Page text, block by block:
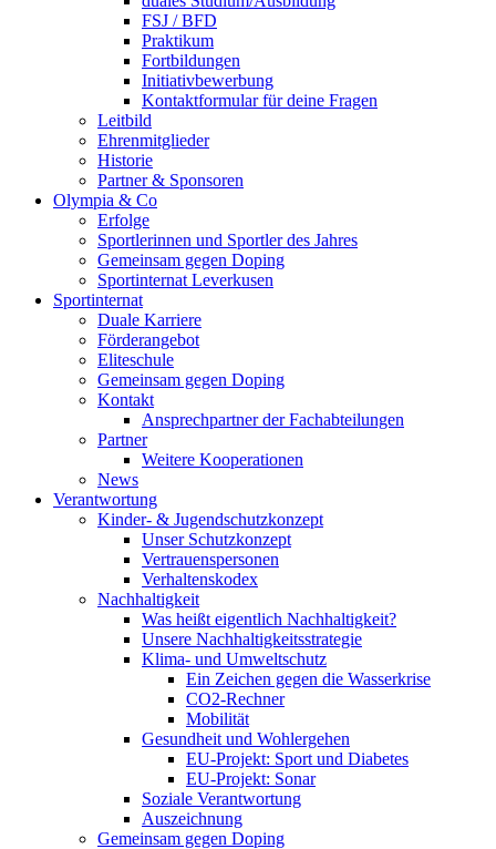
FSJ / BFD
Praktikum
Fortbildungen
Initiativbewerbung
Kontaktformular für deine Fragen
Leitbild
Ehrenmitglieder
Historie
Partner & Sponsoren
Olympia & Co
Erfolge
Sportlerinnen und Sportler des Jahres
Gemeinsam gegen Doping
Sportinternat Leverkusen
Sportinternat
Duale Karriere
Förderangebot
Eliteschule
Gemeinsam gegen Doping
Kontakt
Ansprechpartner der Fachabteilungen
Partner
Weitere Kooperationen
News
Verantwortung
Kinder- & Jugendschutzkonzept
Unser Schutzkonzept
Vertrauenspersonen
Verhaltenskodex
Nachhaltigkeit
Was heißt eigentlich Nachhaltigkeit?
Unsere Nachhaltigkeitsstrategie
Klima- und Umweltschutz
Ein Zeichen gegen die Wasserkrise
CO2-Rechner
Mobilität
Gesundheit und Wohlergehen
EU-Projekt: Sport und Diabetes
EU-Projekt: Sonar
Soziale Verantwortung
Auszeichnung
Gemeinsam gegen Doping